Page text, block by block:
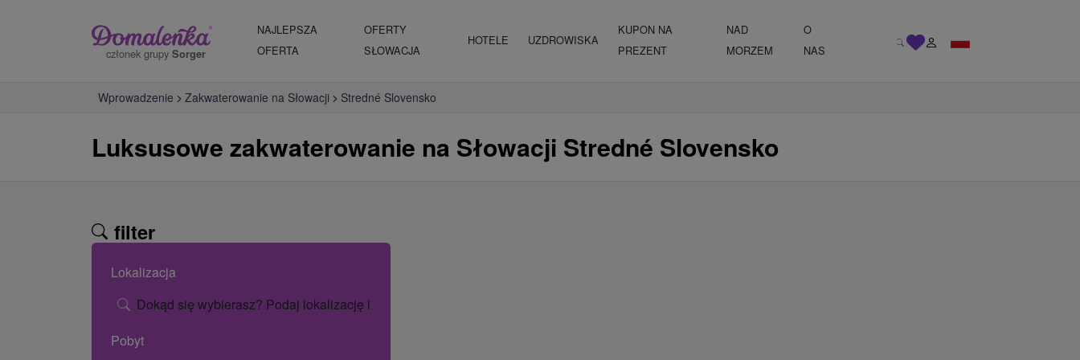
członek grupy Sorger
NAJLEPSZA
OFERTA
OFERTY
SŁOWACJA
HOTELE UZDROWISKA
KUPON NA
PREZENT
NAD
MORZEM
O
NAS
Wprowadzenie Zakwaterowanie na Słowacji Stredné Slovensko
Luksusowe zakwaterowanie na Słowacji Stredné Slovensko
filter
Lokalizacja
Dokąd się wybierasz? Podaj lokalizację lub nazwę hotelu.
Pobyt